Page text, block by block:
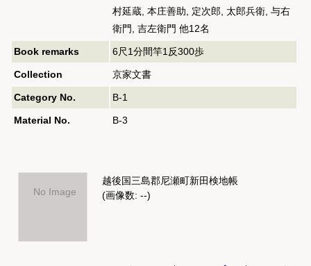
村延蔵, 本庄善助, 定次郎, 太郎兵衛, 与右
衛門, 吉左衛門 他12名
Book remarks 6尺1分間竿1反300歩
Collection 京家文書
Category No. B-1
Material No. B-3
No Image
越後国三島郡尼瀬町新田検地帳
(画像数: --)